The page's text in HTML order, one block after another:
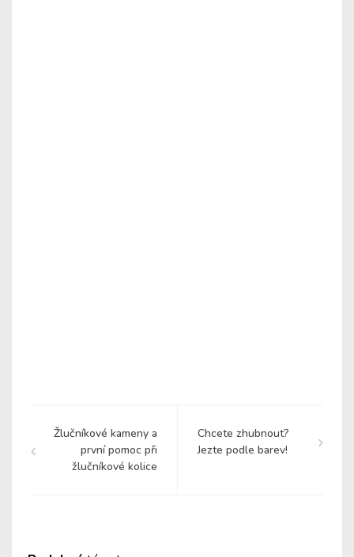
Žlučníkové kameny a
první pomoc při
žlučníkové kolice
Chcete zhubnout?
Jezte podle barev!